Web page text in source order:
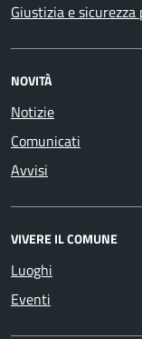
Giustizia e sicurezza
NOVITÀ
Notizie
Comunicati
Avvisi
VIVERE IL COMUNE
Luoghi
Eventi